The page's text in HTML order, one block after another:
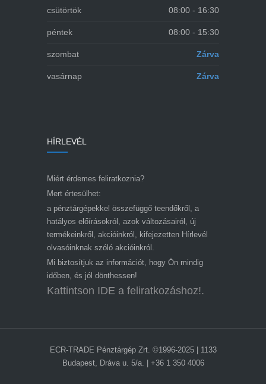
csütörtök 08:00 - 16:30
péntek 08:00 - 15:30
szombat Zárva
vasárnap Zárva
HÍRLEVÉL
Miért érdemes feliratkoznia?
Mert értesülhet:
a pénztárgépekkel összefüggő teendőkről, a
hatályos előírásokról, azok változásairól, új
termékeinkről, akcióinkról, kifejezetten Hírlevél
olvasóinknak szóló akcióinkról.
Mi biztosítjuk az információt, hogy Ön mindig
időben, és jól dönthessen!
Kattintson IDE a feliratkozáshoz!.
ECR-TRADE Pénztárgép Zrt. ©1996-2025 | 1133
Budapest, Dráva u. 5/a. | +36 1 350 4006